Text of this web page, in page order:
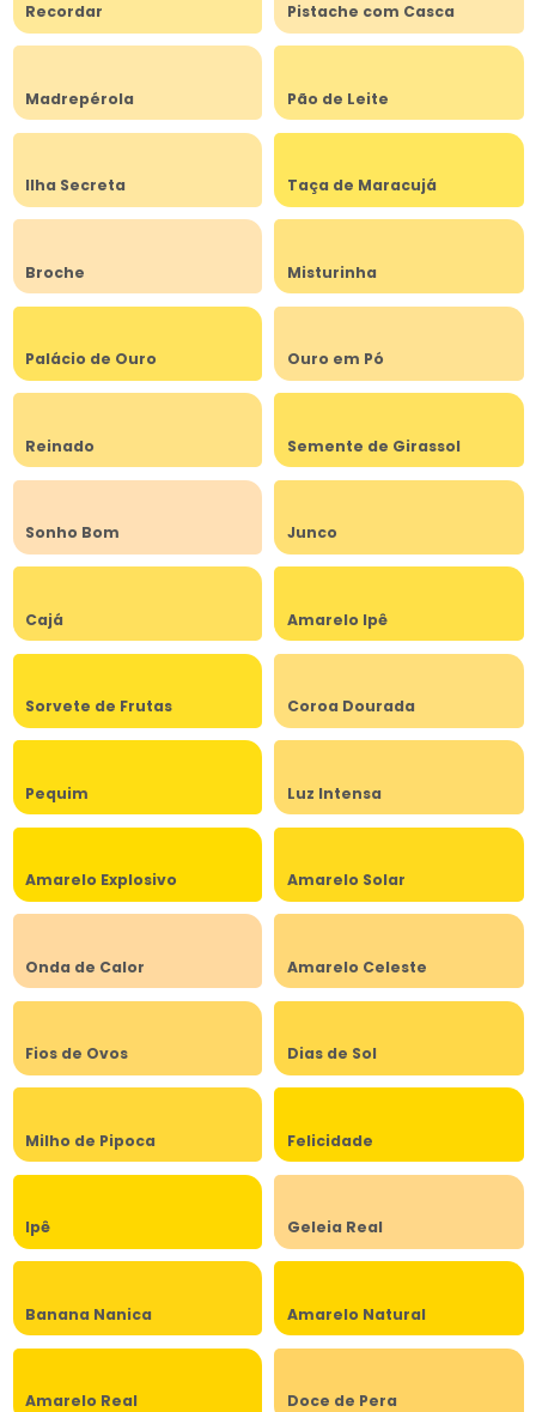
Recordar Pistache com Casca
Madrepérola Pão de Leite
Ilha Secreta Taça de Maracujá
Broche Misturinha
Palácio de Ouro Ouro em Pó
Reinado Semente de Girassol
Sonho Bom Junco
Cajá Amarelo Ipê
Sorvete de Frutas Coroa Dourada
Pequim Luz Intensa
Amarelo Explosivo Amarelo Solar
Onda de Calor Amarelo Celeste
Fios de Ovos Dias de Sol
Milho de Pipoca Felicidade
Ipê Geleia Real
Banana Nanica Amarelo Natural
Amarelo Real Doce de Pera